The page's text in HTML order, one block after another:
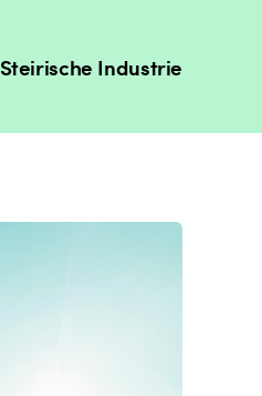
Steirische Industrie